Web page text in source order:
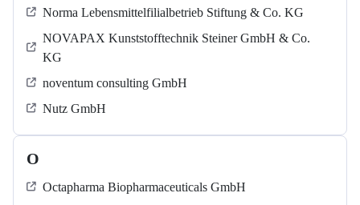
Norma Lebensmittelfilialbetrieb Stiftung & Co. KG
NOVAPAX Kunststofftechnik Steiner GmbH & Co.
KG
noventum consulting GmbH
Nutz GmbH
O
Octapharma Biopharmaceuticals GmbH